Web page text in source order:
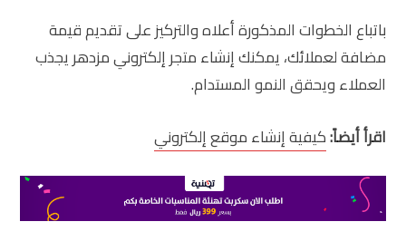
باتباع الخطوات المذكورة أعلاه والتركيز على تقديم قيمة
مضافة لعملائك، يمكنك إنشاء متجر إلكتروني مزدهر يجذب
العملاء ويحقق النمو المستدام.
اقرأ أيضاً:كيفية إنشاء موقع إلكتروني